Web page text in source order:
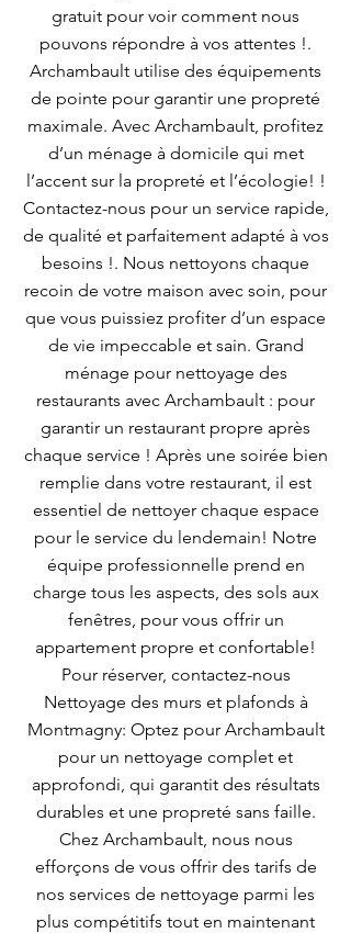
gratuit pour voir comment nous
pouvons répondre à vos attentes !.
Archambault utilise des équipements
de pointe pour garantir une propreté
maximale. Avec Archambault, profitez
d’un ménage à domicile qui met
l’accent sur la propreté et l’écologie! !
Contactez-nous pour un service rapide,
de qualité et parfaitement adapté à vos
besoins !. Nous nettoyons chaque
recoin de votre maison avec soin, pour
que vous puissiez profiter d’un espace
de vie impeccable et sain. Grand
ménage pour nettoyage des
restaurants avec Archambault : pour
garantir un restaurant propre après
chaque service ! Après une soirée bien
remplie dans votre restaurant, il est
essentiel de nettoyer chaque espace
pour le service du lendemain! Notre
équipe professionnelle prend en
charge tous les aspects, des sols aux
fenêtres, pour vous offrir un
appartement propre et confortable!
Pour réserver, contactez-nous
Nettoyage des murs et plafonds à
Montmagny: Optez pour Archambault
pour un nettoyage complet et
approfondi, qui garantit des résultats
durables et une propreté sans faille.
Chez Archambault, nous nous
efforçons de vous offrir des tarifs de
nos services de nettoyage parmi les
plus compétitifs tout en maintenant